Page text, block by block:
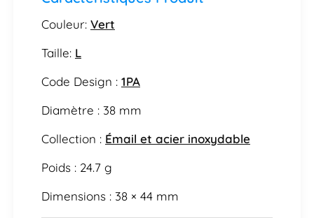
Couleur: Vert
Taille: L
Code Design : 1PA
Diamètre : 38 mm
Collection : Émail et acier inoxydable
Poids : 24.7 g
Dimensions : 38 × 44 mm